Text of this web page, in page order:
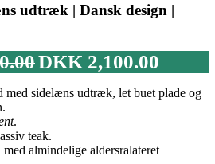
udtræk | Dansk design |
Den
oprindelige
pris
var:
DKK2,100.00aktuelle
pris
er:
med sidelæns udtræk, let buet plade og
.
teak.
almindelige aldersralateret